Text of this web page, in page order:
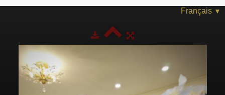
À PROPOS DE NOUS
INFOS MOTEL
INFOS CHAMBRES
NOUS JOINDRE
Français ▼